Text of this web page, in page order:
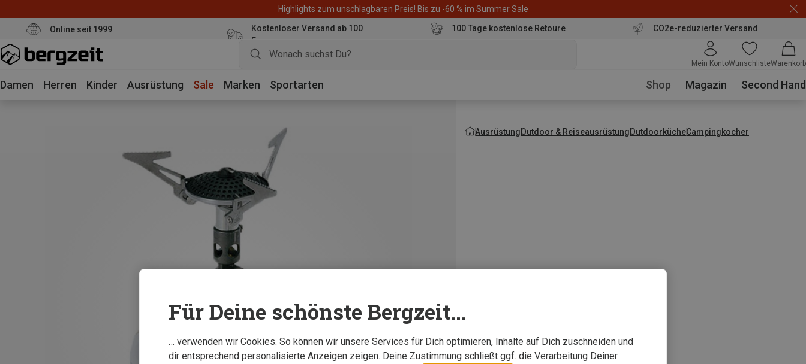
Highlights zum unschlagbaren Preis! Bis zu -60 % im Summer Sale
Online seit 1999
Kostenloser Versand ab 100
Euro
100 Tage kostenlose Retoure CO2e-reduzierter Versand
Mein KontoWunschlisteWarenkorb
Damen Herren Kinder Ausrüstung Sale Marken Sportarten Shop Magazin Second Hand
AusrüstungOutdoor & ReiseausrüstungOutdoorkücheCampingkocher
Für Deine schönste Bergzeit...
… verwenden wir Cookies. So können wir unsere Services für Dich optimieren, Inhalte auf Dich zuschneiden und
dir entsprechend personalisierte Anzeigen zeigen. Deine Zustimmung schließt ggf. die Verarbeitung Deiner